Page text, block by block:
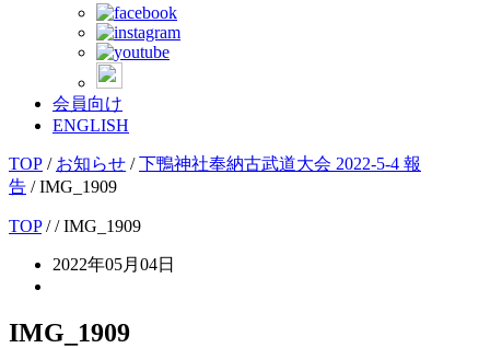
会員向け
ENGLISH
TOP / お知らせ /下鴨神社奉納古武道大会 2022-5-4 報
告 /IMG_1909
TOP// IMG_1909
2022年05月04日
IMG_1909